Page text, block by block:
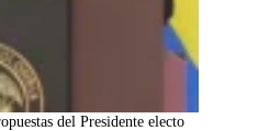
del Presidente electo